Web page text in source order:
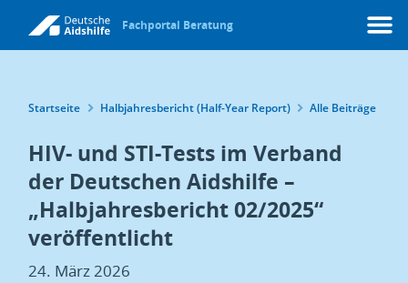
Fachportal Beratung Menü
Startseite Halbjahresbericht (Half-Year Report) Alle Beiträge
HIV- und STI-Tests im Verband
der Deutschen Aidshilfe –
„Halbjahresbericht 02/2025“
veröffentlicht
24. März 2026